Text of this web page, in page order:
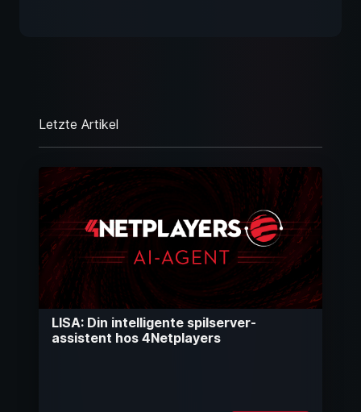
Letzte Artikel
LISA: Din intelligente spilserver-
assistent hos 4Netplayers